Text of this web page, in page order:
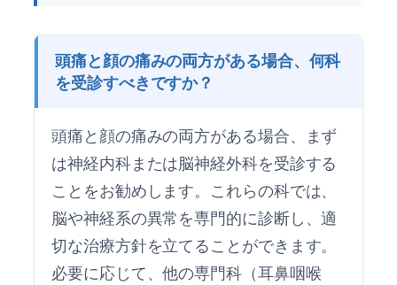
頭痛と顔の痛みの両方がある場合、何科
を受診すべきですか？
頭痛と顔の痛みの両方がある場合、まず
は神経内科または脳神経外科を受診する
ことをお勧めします。これらの科では、
脳や神経系の異常を専門的に診断し、適
切な治療方針を立てることができます。
必要に応じて、他の専門科（耳鼻咽喉